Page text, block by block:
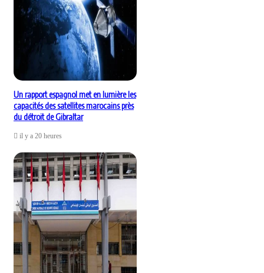
Un rapport espagnol met en lumière les
capacités des satellites marocains près
du détroit de Gibraltar
il y a 20 heures